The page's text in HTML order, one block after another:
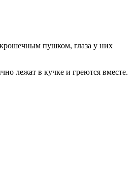
пушком, глаза у них
лежат в кучке и греются вместе.